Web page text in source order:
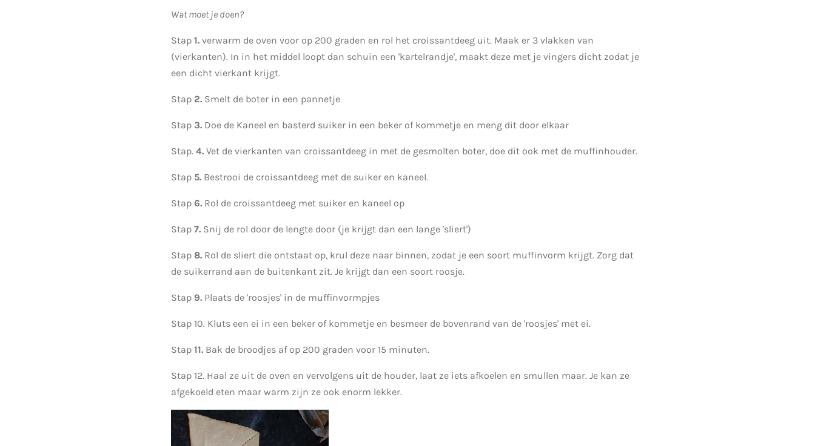
Wat moet je doen?
Stap 1. verwarm de oven voor op 200 graden en rol het croissantdeeg uit. Maak er 3 vlakken van
(vierkanten). In in het middel loopt dan schuin een 'kartelrandje', maakt deze met je vingers dicht zodat je
een dicht vierkant krijgt.
Stap 2. Smelt de boter in een pannetje
Stap 3. Doe de Kaneel en basterd suiker in een beker of kommetje en meng dit door elkaar
Stap. 4. Vet de vierkanten van croissantdeeg in met de gesmolten boter, doe dit ook met de muffinhouder.
Stap 5. Bestrooi de croissantdeeg met de suiker en kaneel.
Stap 6. Rol de croissantdeeg met suiker en kaneel op
Stap 7. Snij de rol door de lengte door (je krijgt dan een lange 'sliert')
Stap 8. Rol de sliert die ontstaat op, krul deze naar binnen, zodat je een soort muffinvorm krijgt. Zorg dat
de suikerrand aan de buitenkant zit. Je krijgt dan een soort roosje.
Stap 9. Plaats de 'roosjes' in de muffinvormpjes
Stap 10. Kluts een ei in een beker of kommetje en besmeer de bovenrand van de 'roosjes' met ei.
Stap 11. Bak de broodjes af op 200 graden voor 15 minuten.
Stap 12. Haal ze uit de oven en vervolgens uit de houder, laat ze iets afkoelen en smullen maar. Je kan ze
afgekoeld eten maar warm zijn ze ook enorm lekker.